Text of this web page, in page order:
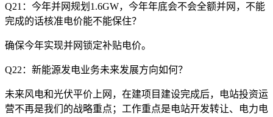
Q21：今年并网规划1.6GW，今年年底会不会全额并网，不能
完成的话核准电价能不能保住？
确保今年实现并网锁定补贴电价。
Q22：新能源发电业务未来发展方向如何？
未来风电和光伏平价上网，在建项目建设完成后，电站投资运
营不再是我们的战略重点；工作重点是电站开发转让、电力电